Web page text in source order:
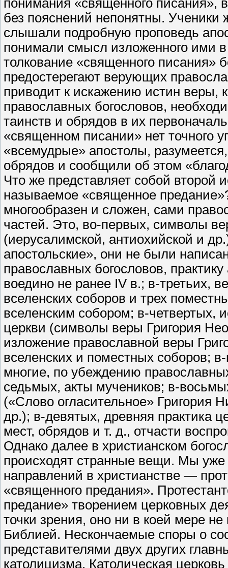
понимания «священного писания»,
без пояснений непонятны. Ученики
слышали подробную проповедь
понимали смысл изложенного ими
толкование «священного
предостерегают верующих
приводит к искажению истин веры,
православных богословов,
таинств и обрядов в их
«священном писании» нет точного
«всемудрые» апостолы,
обрядов и сообщили об этом
Что же представляет собой второй
называемое «священное
многообразен и сложен, сами
частей. Это, во-первых, символы
(иерусалимской, антиохийской и
апостольские», они не были
православных богословов,
воедино не ранее IV в.; в-третьих,
вселенских соборов и трех
вселенским собором; в-четвертых,
церкви (символы веры Григория
изложение православной веры
вселенских и поместных соборов;
многие, по убеждению
седьмых, акты мучеников; в-
(«Слово огласительное» Григория
др.); в-девятых, древняя практика
мест, обрядов и т. д., отчасти
Однако далее в христианском
происходят странные вещи. Мы уже
направлений в христианстве —
«священного предания».
предание» творением церковных
точки зрения, оно ни в коей мере
Библией. Нескончаемые споры о
представителями двух других
католицизма. Католическая